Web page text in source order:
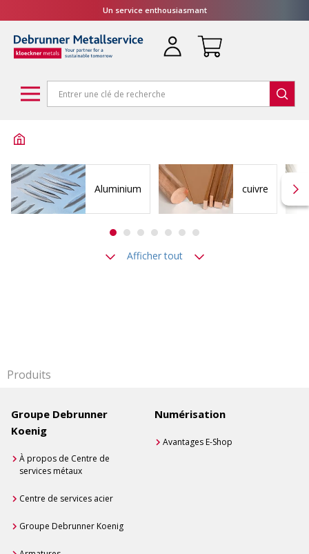
Un service enthousiasmant
Aluminium cuivre
Afficher tout
Produits
Groupe Debrunner
Koenig
À propos de Centre de
services métaux
Centre de services acier
Groupe Debrunner Koenig
Numérisation
Avantages E-Shop